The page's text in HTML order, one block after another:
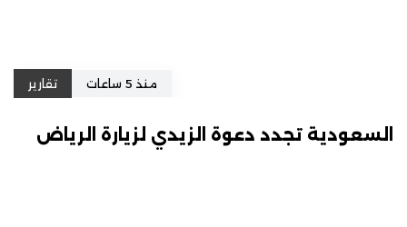
منذ 5 ساعات تقارير
السعودية تجدد دعوة الزيدي لزيارة الرياض